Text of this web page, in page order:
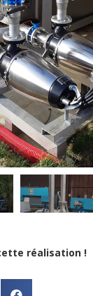
réalisation !